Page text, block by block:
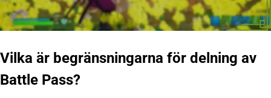
Vilka är begränsningarna för delning av
Battle Pass?